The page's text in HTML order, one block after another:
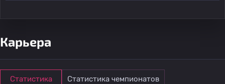
Карьера
Статистика Статистика чемпионатов